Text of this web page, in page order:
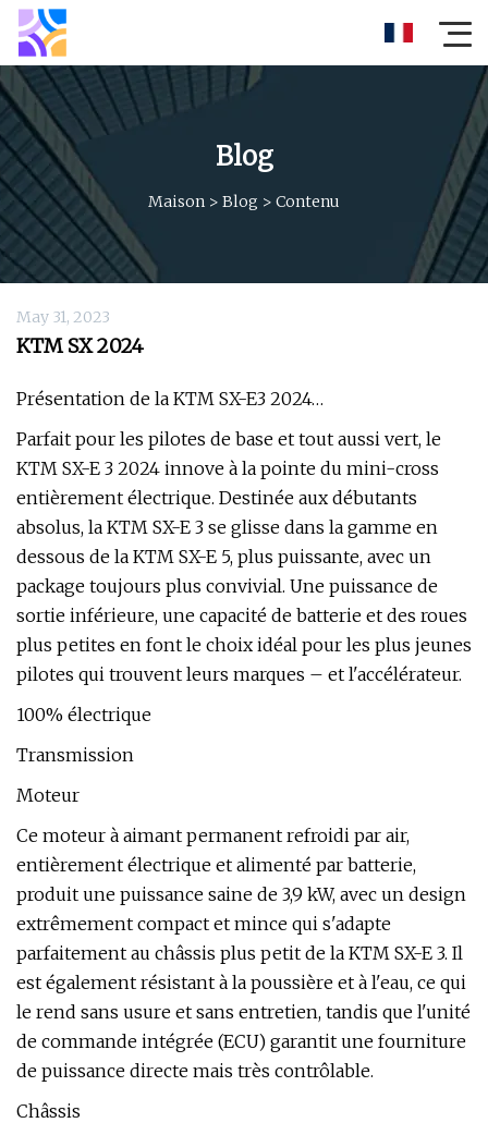
Blog
Maison > Blog > Contenu
May 31, 2023
KTM SX 2024
Présentation de la KTM SX-E3 2024…
Parfait pour les pilotes de base et tout aussi vert, le
KTM SX-E 3 2024 innove à la pointe du mini-cross
entièrement électrique. Destinée aux débutants
absolus, la KTM SX-E 3 se glisse dans la gamme en
dessous de la KTM SX-E 5, plus puissante, avec un
package toujours plus convivial. Une puissance de
sortie inférieure, une capacité de batterie et des roues
plus petites en font le choix idéal pour les plus jeunes
pilotes qui trouvent leurs marques – et l'accélérateur.
100% électrique
Transmission
Moteur
Ce moteur à aimant permanent refroidi par air,
entièrement électrique et alimenté par batterie,
produit une puissance saine de 3,9 kW, avec un design
extrêmement compact et mince qui s'adapte
parfaitement au châssis plus petit de la KTM SX-E 3. Il
est également résistant à la poussière et à l'eau, ce qui
le rend sans usure et sans entretien, tandis que l'unité
de commande intégrée (ECU) garantit une fourniture
de puissance directe mais très contrôlable.
Châssis